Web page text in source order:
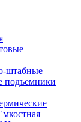
штабные
подъемники